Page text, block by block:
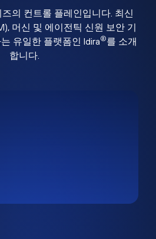
의 컨트롤 플레인입니다. 최신
머신 및 에이전틱 신원 보안 기
유일한 플랫폼인 Idira®를 소개
합니다.